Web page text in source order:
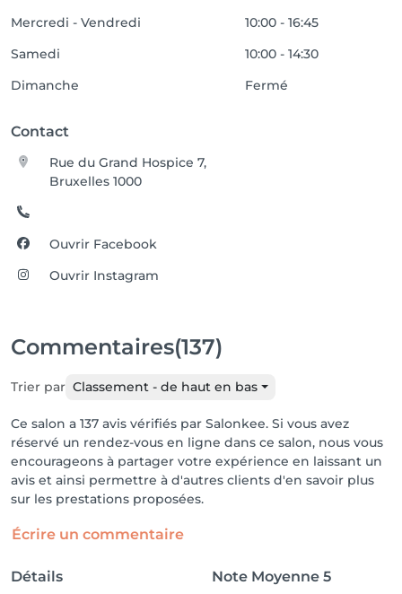
Mercredi - Vendredi
10:00 - 16:45
Samedi
10:00 - 14:30
Dimanche
Fermé
Contact
Rue du Grand Hospice 7,
Bruxelles 1000
Ouvrir Facebook
Ouvrir Instagram
Commentaires(137)
Trier par Classement - de haut en bas
Ce salon a 137 avis vérifiés par Salonkee. Si vous avez
réservé un rendez-vous en ligne dans ce salon, nous vous
encourageons à partager votre expérience en laissant un
avis et ainsi permettre à d'autres clients d'en savoir plus
sur les prestations proposées.
Écrire un commentaire
Détails Note Moyenne 5